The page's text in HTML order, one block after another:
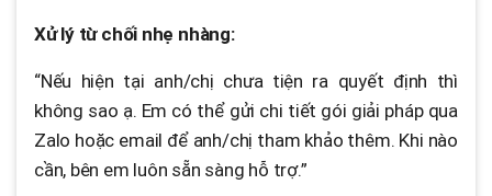
Xử lý từ chối nhẹ nhàng:
“Nếu hiện tại anh/chị chưa tiện ra quyết định thì
không sao ạ. Em có thể gửi chi tiết gói giải pháp qua
Zalo hoặc email để anh/chị tham khảo thêm. Khi nào
cần, bên em luôn sẵn sàng hỗ trợ.”